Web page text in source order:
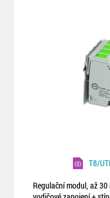
T8/
Regulační modul, až